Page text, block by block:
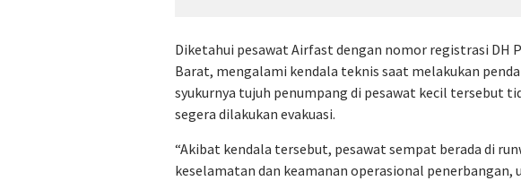
Diketahui pesawat Airfast dengan nomor registrasi DH
Barat, mengalami kendala teknis saat melakukan
syukurnya tujuh penumpang di pesawat kecil tersebut
segera dilakukan evakuasi.
“Akibat kendala tersebut, pesawat sempat berada di
keselamatan dan keamanan operasional